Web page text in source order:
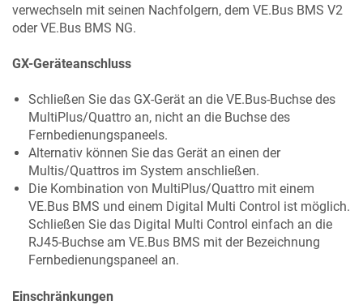
verwechseln mit seinen Nachfolgern, dem VE.Bus BMS V2
oder VE.Bus BMS NG.
GX-Geräteanschluss
Schließen Sie das GX-Gerät an die VE.Bus-Buchse des
MultiPlus/Quattro an, nicht an die Buchse des
Fernbedienungspaneels.
Alternativ können Sie das Gerät an einen der
Multis/Quattros im System anschließen.
Die Kombination von MultiPlus/Quattro mit einem
VE.Bus BMS und einem Digital Multi Control ist möglich.
Schließen Sie das Digital Multi Control einfach an die
RJ45-Buchse am VE.Bus BMS mit der Bezeichnung
Fernbedienungspaneel an.
Einschränkungen